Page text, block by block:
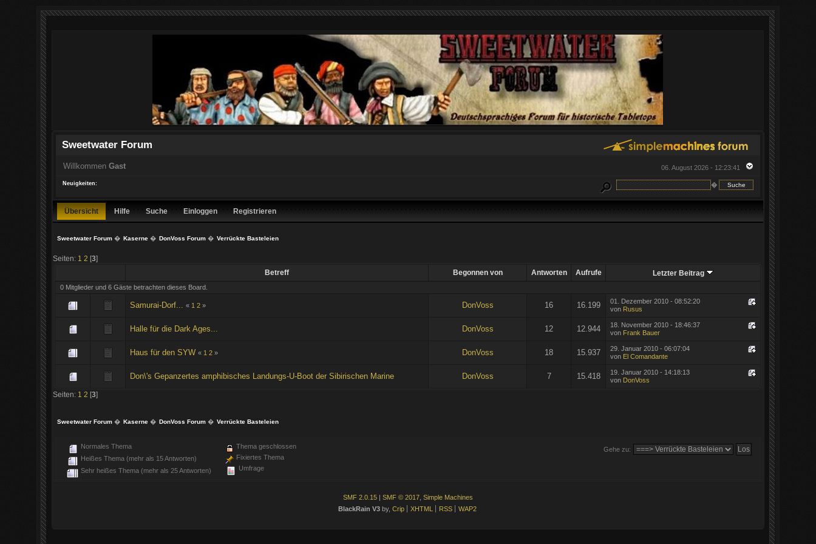
Sweetwater Forum
06. August 2026 - 12:23:41
Willkommen Gast
�
Neuigkeiten:
Übersicht Hilfe Suche Einloggen Registrieren
Sweetwater Forum� Kaserne� DonVoss Forum� Verrückte Basteleien
Seiten: 1 2 [3]
Betreff
Begonnen von Antworten Aufrufe Letzter Beitrag
0 Mitglieder und 6 Gäste betrachten dieses Board.
Samurai-Dorf... « 1 2» DonVoss 16 16.199
01. Dezember 2010 - 08:52:20
von Rusus
Halle für die Dark Ages... DonVoss 12 12.944
18. November 2010 - 18:46:37
von Frank Bauer
Haus für den SYW « 1 2» DonVoss 18 15.937
29. Januar 2010 - 06:07:04
von El Comandante
Don\'s Gepanzertes amphibisches Landungs-U-Boot der Sibirischen Marine DonVoss 7 15.418
19. Januar 2010 - 14:18:13
von DonVoss
Seiten: 1 2 [3]
Sweetwater Forum� Kaserne� DonVoss Forum� Verrückte Basteleien
Gehe zu:
Normales Thema
Heißes Thema (mehr als 15 Antworten)
Sehr heißes Thema (mehr als 25 Antworten)
Thema geschlossen
Fixiertes Thema
Umfrage
SMF 2.0.15 | SMF © 2017 Simple Machines
BlackRain V3 by, Crip XHTML RSS WAP2